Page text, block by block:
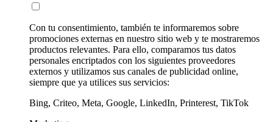
Con tu consentimiento, también te informaremos sobre
promociones externas en nuestro sitio web y te mostraremos
productos relevantes. Para ello, comparamos tus datos
personales encriptados con los siguientes proveedores
externos y utilizamos sus canales de publicidad online,
siempre que ya utilices sus servicios:
Bing, Criteo, Meta, Google, LinkedIn, Printerest, TikTok